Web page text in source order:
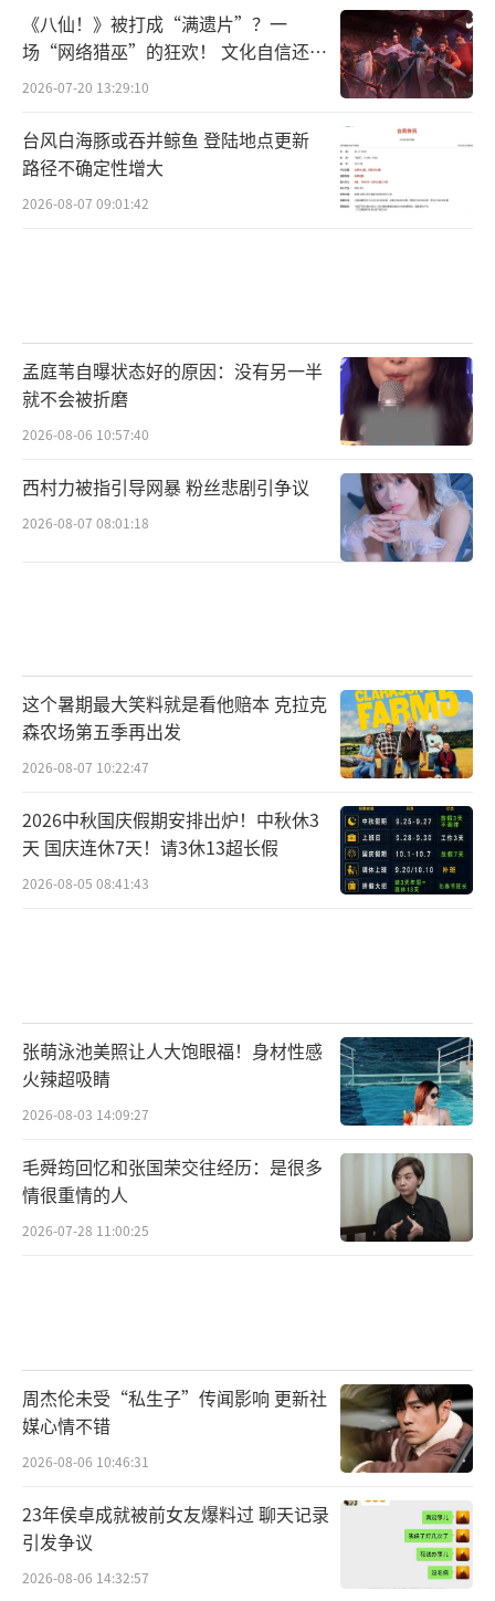
《八仙！》被打成“满遗片”？一
场“网络猎巫”的狂欢！ 文化自信还是
焦虑？
2026-07-20 13:29:10
台风白海豚或吞并鲸鱼 登陆地点更新
路径不确定性增大
2026-08-07 09:01:42
孟庭苇自曝状态好的原因：没有另一半
就不会被折磨
2026-08-06 10:57:40
西村力被指引导网暴 粉丝悲剧引争议
2026-08-07 08:01:18
这个暑期最大笑料就是看他赔本 克拉克
森农场第五季再出发
2026-08-07 10:22:47
2026中秋国庆假期安排出炉！中秋休3
天 国庆连休7天！请3休13超长假
2026-08-05 08:41:43
张萌泳池美照让人大饱眼福！身材性感
火辣超吸睛
2026-08-03 14:09:27
毛舜筠回忆和张国荣交往经历：是很多
情很重情的人
2026-07-28 11:00:25
周杰伦未受“私生子”传闻影响 更新社
媒心情不错
2026-08-06 10:46:31
23年侯卓成就被前女友爆料过 聊天记录
引发争议
2026-08-06 14:32:57